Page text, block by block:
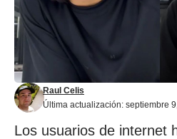
Última actualización: septiembre
Raul Celis
Los usuarios de internet